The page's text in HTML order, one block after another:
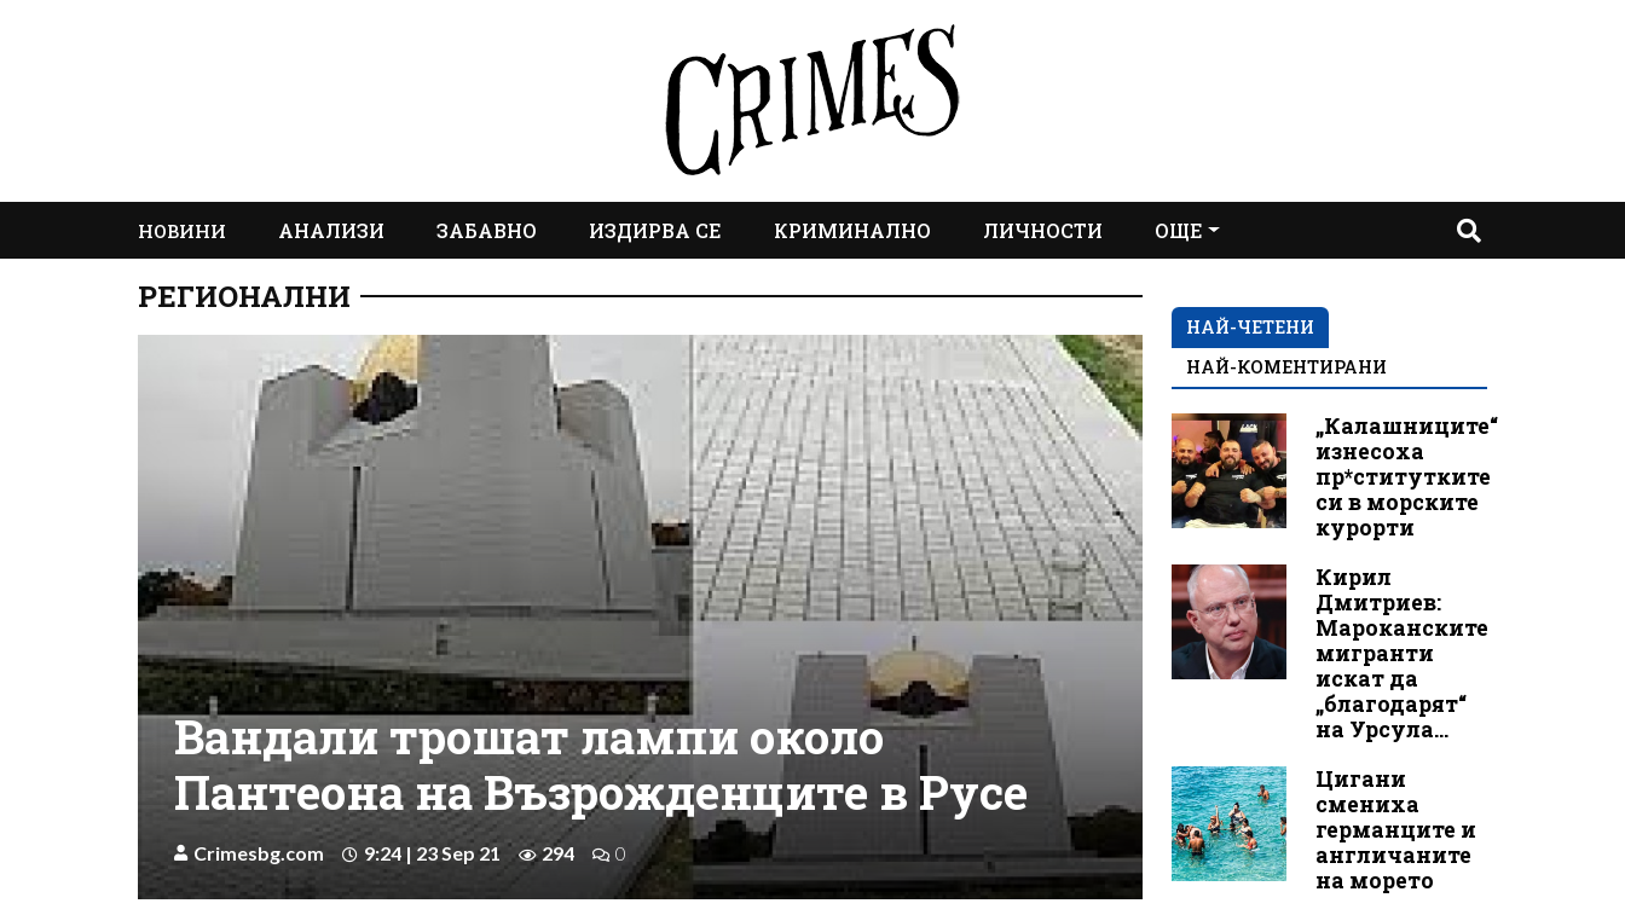
НОВИНИ АНАЛИЗИ ЗАБАВНО ИЗДИРВА СЕ КРИМИНАЛНО ЛИЧНОСТИ ОЩЕ
РЕГИОНАЛНИ
Вандали трошат лампи около
Пантеона на Възрожденците в Русе
Crimesbg.com 9:24 | 23 Sep 21 294 0
НАЙ-ЧЕТЕНИ
НАЙ-КОМЕНТИРАНИ
„Калашниците“
изнесоха
пр*ститутките
си в морските
курорти
Кирил
Дмитриев:
Мароканските
мигранти
искат да
„благодарят“
на Урсула...
Цигани
смениха
германците и
англичаните
на морето